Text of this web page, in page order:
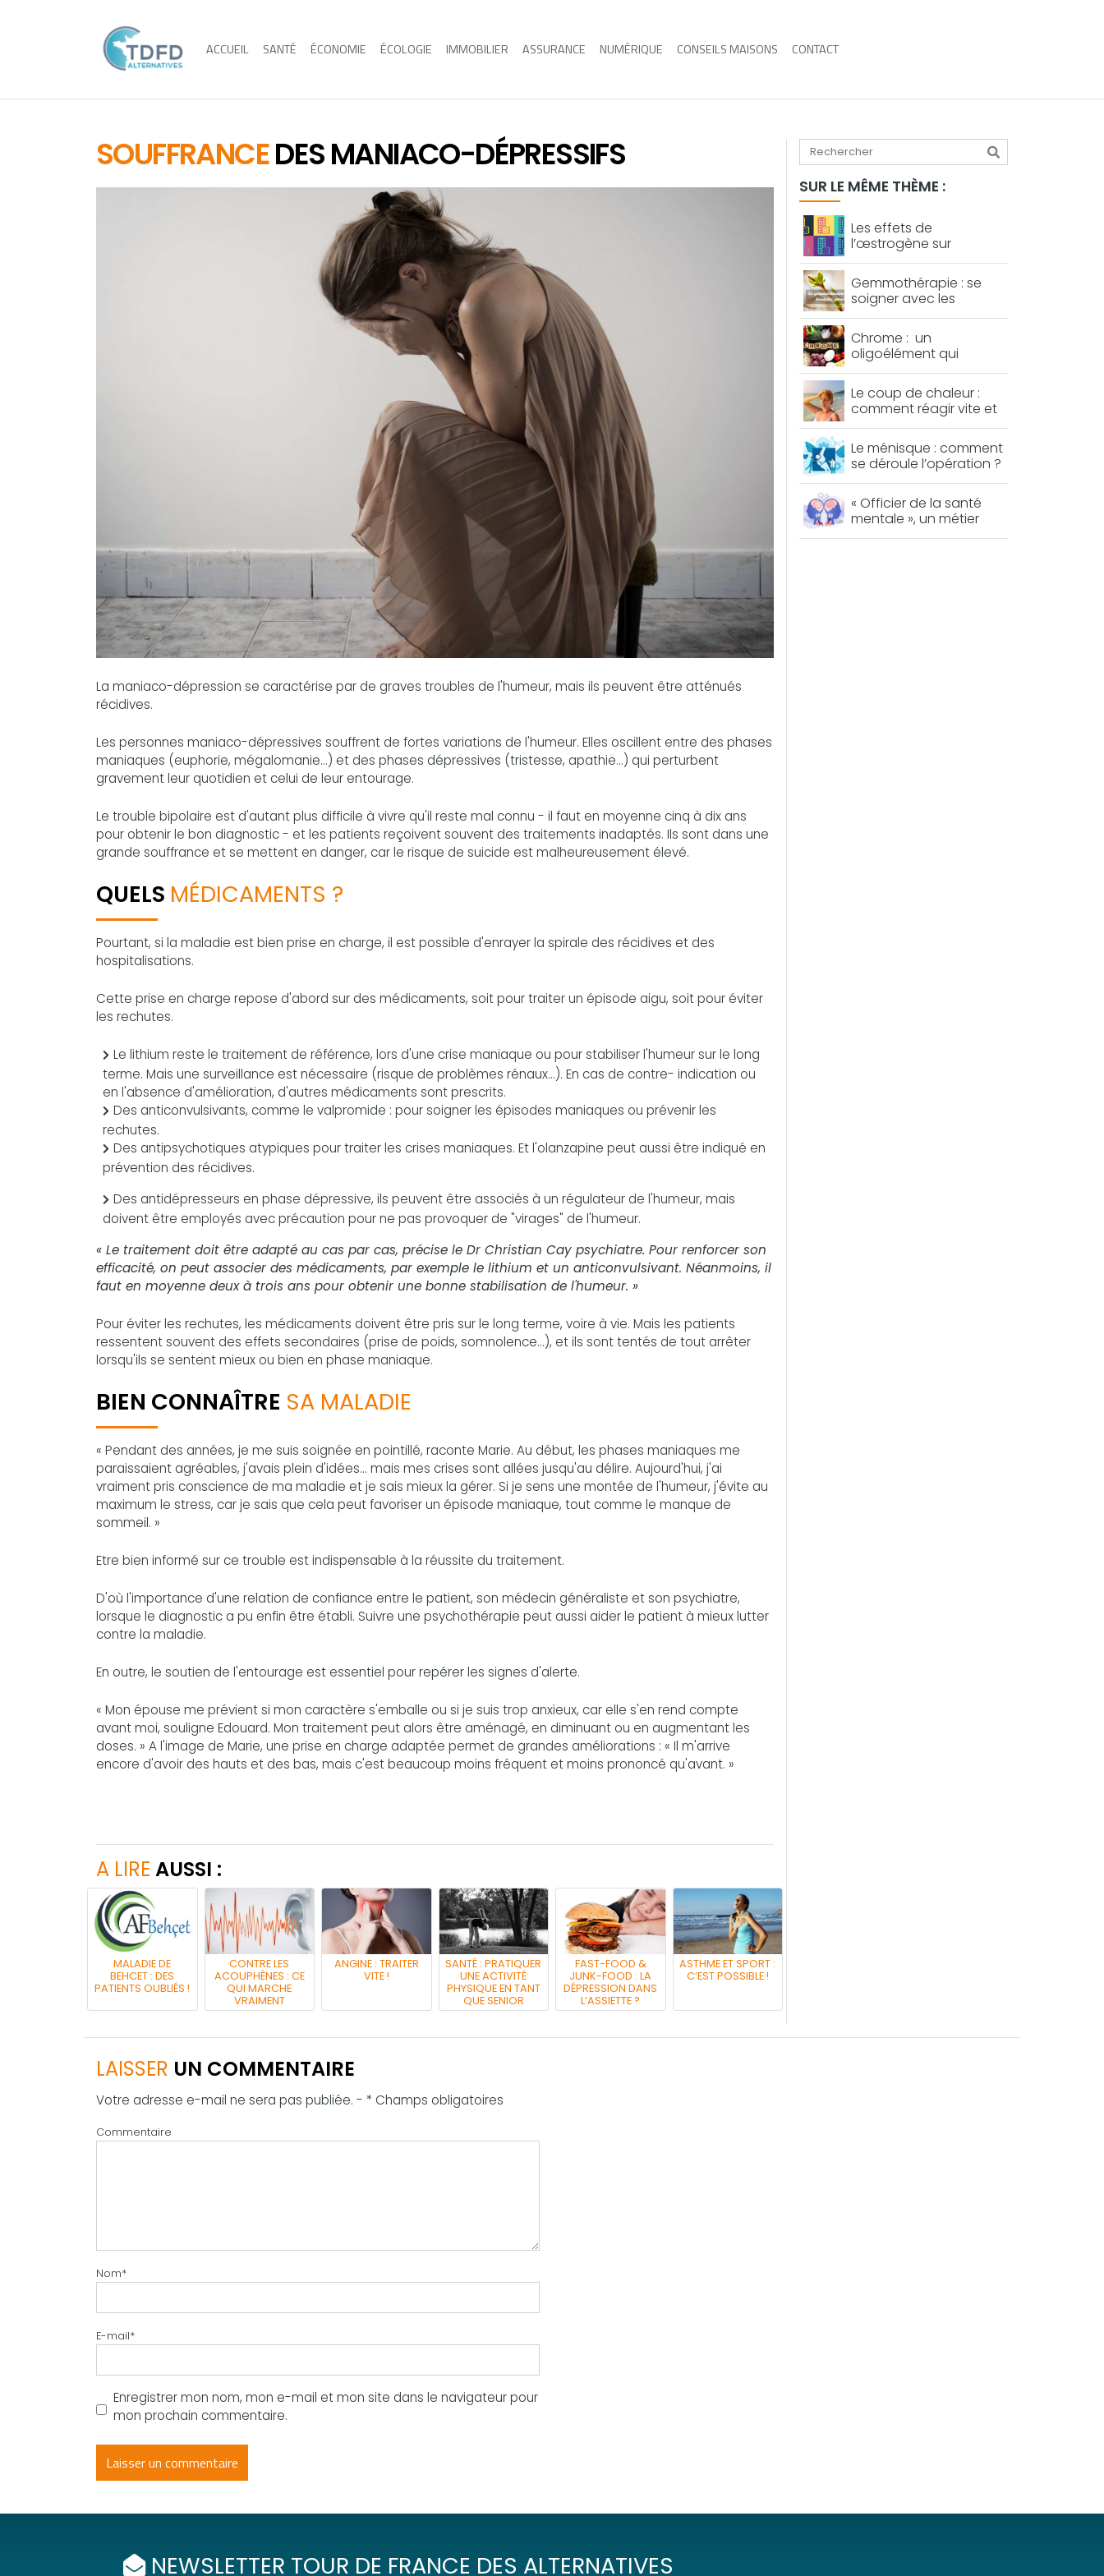
ACCUEIL SANTÉ ÉCONOMIE ÉCOLOGIE IMMOBILIER ASSURANCE NUMÉRIQUE CONSEILS MAISONS CONTACT
SOUFFRANCEDES MANIACO-DÉPRESSIFS
La maniaco-dépression se caractérise par de graves troubles de l'humeur, mais ils peuvent être atténués
récidives.
Les personnes maniaco-dépressives souffrent de fortes variations de l'humeur. Elles oscillent entre des phases
maniaques (euphorie, mégalomanie...) et des phases dépressives (tristesse, apathie...) qui perturbent
gravement leur quotidien et celui de leur entourage.
Le trouble bipolaire est d'autant plus difficile à vivre qu'il reste mal connu - il faut en moyenne cinq à dix ans
pour obtenir le bon diagnostic - et les patients reçoivent souvent des traitements inadaptés. Ils sont dans une
grande souffrance et se mettent en danger, car le risque de suicide est malheureusement élevé.
QUELS MÉDICAMENTS ?
Pourtant, si la maladie est bien prise en charge, il est possible d'enrayer la spirale des récidives et des
hospitalisations.
Cette prise en charge repose d'abord sur des médicaments, soit pour traiter un épisode aigu, soit pour éviter
les rechutes.
Le lithium reste le traitement de référence, lors d'une crise maniaque ou pour stabiliser l'humeur sur le long
terme. Mais une surveillance est nécessaire (risque de problèmes rénaux...). En cas de contre- indication ou
en l'absence d'amélioration, d'autres médicaments sont prescrits.
Des anticonvulsivants, comme le valpromide : pour soigner les épisodes maniaques ou prévenir les
rechutes.
Des antipsychotiques atypiques pour traiter les crises maniaques. Et l'olanzapine peut aussi être indiqué en
prévention des récidives.
Des antidépresseurs en phase dépressive, ils peuvent être associés à un régulateur de l'humeur, mais
doivent être employés avec précaution pour ne pas provoquer de "virages" de l'humeur.
« Le traitement doit être adapté au cas par cas, précise le Dr Christian Cay psychiatre. Pour renforcer son
efficacité, on peut associer des médicaments, par exemple le lithium et un anticonvulsivant. Néanmoins, il
faut en moyenne deux à trois ans pour obtenir une bonne stabilisation de l'humeur. »
Pour éviter les rechutes, les médicaments doivent être pris sur le long terme, voire à vie. Mais les patients
ressentent souvent des effets secondaires (prise de poids, somnolence...), et ils sont tentés de tout arrêter
lorsqu'ils se sentent mieux ou bien en phase maniaque.
BIEN CONNAÎTRE SA MALADIE
« Pendant des années, je me suis soignée en pointillé, raconte Marie. Au début, les phases maniaques me
paraissaient agréables, j'avais plein d'idées... mais mes crises sont allées jusqu'au délire. Aujourd'hui, j'ai
vraiment pris conscience de ma maladie et je sais mieux la gérer. Si je sens une montée de l'humeur, j'évite au
maximum le stress, car je sais que cela peut favoriser un épisode maniaque, tout comme le manque de
sommeil. »
Etre bien informé sur ce trouble est indispensable à la réussite du traitement.
D'où l'importance d'une relation de confiance entre le patient, son médecin généraliste et son psychiatre,
lorsque le diagnostic a pu enfin être établi. Suivre une psychothérapie peut aussi aider le patient à mieux lutter
contre la maladie.
En outre, le soutien de l'entourage est essentiel pour repérer les signes d'alerte.
« Mon épouse me prévient si mon caractère s'emballe ou si je suis trop anxieux, car elle s'en rend compte
avant moi, souligne Edouard. Mon traitement peut alors être aménagé, en diminuant ou en augmentant les
doses. » A l'image de Marie, une prise en charge adaptée permet de grandes améliorations : « Il m'arrive
encore d'avoir des hauts et des bas, mais c'est beaucoup moins fréquent et moins prononcé qu'avant. »
A LIRE AUSSI :
MALADIE DE
BEHCET : DES
PATIENTS OUBLIÉS !
CONTRE LES
ACOUPHÈNES : CE
QUI MARCHE
VRAIMENT
ANGINE : TRAITER
VITE !
SANTÉ : PRATIQUER
UNE ACTIVITÉ
PHYSIQUE EN TANT
QUE SENIOR
FAST-FOOD &
JUNK-FOOD : LA
DÉPRESSION DANS
L’ASSIETTE ?
ASTHME ET SPORT :
C’EST POSSIBLE !
Tapez votre recherche
SUR LE MÊME THÈME :
Les effets de
l’œstrogène sur
l’organisme féminin
Gemmothérapie : se
soigner avec les
bourgeons
Chrome : un
oligoélément qui
permet de lutter contre
le diabète et le
mauvais cholestérol
Le coup de chaleur :
comment réagir vite et
bien ?
Le ménisque : comment
se déroule l’opération ?
« Officier de la santé
mentale », un métier
d’avenir ?
LAISSER UN COMMENTAIRE
Votre adresse e-mail ne sera pas publiée. - * Champs obligatoires
Commentaire
Nom*
E-mail*
Enregistrer mon nom, mon e-mail et mon site dans le navigateur pour
mon prochain commentaire.
NEWSLETTER TOUR DE FRANCE DES ALTERNATIVES